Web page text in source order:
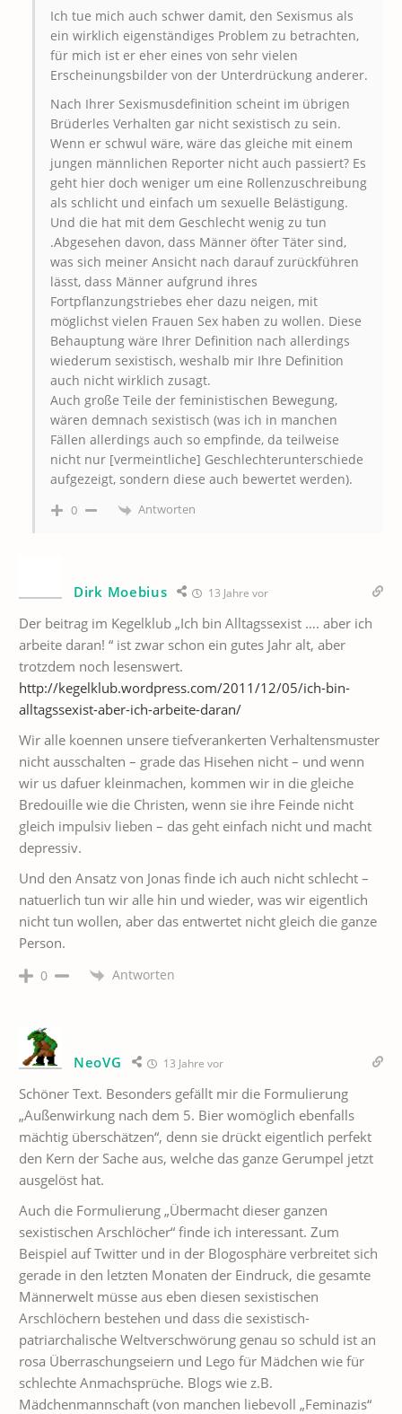
Ich tue mich auch schwer damit, den Sexismus als
ein wirklich eigenständiges Problem zu betrachten,
für mich ist er eher eines von sehr vielen
Erscheinungsbilder von der Unterdrückung anderer.
Nach Ihrer Sexismusdefinition scheint im übrigen
Brüderles Verhalten gar nicht sexistisch zu sein.
Wenn er schwul wäre, wäre das gleiche mit einem
jungen männlichen Reporter nicht auch passiert? Es
geht hier doch weniger um eine Rollenzuschreibung
als schlicht und einfach um sexuelle Belästigung.
Und die hat mit dem Geschlecht wenig zu tun
.Abgesehen davon, dass Männer öfter Täter sind,
was sich meiner Ansicht nach darauf zurückführen
lässt, dass Männer aufgrund ihres
Fortpflanzungstriebes eher dazu neigen, mit
möglichst vielen Frauen Sex haben zu wollen. Diese
Behauptung wäre Ihrer Definition nach allerdings
wiederum sexistisch, weshalb mir Ihre Definition
auch nicht wirklich zusagt.
Auch große Teile der feministischen Bewegung,
wären demnach sexistisch (was ich in manchen
Fällen allerdings auch so empfinde, da teilweise
nicht nur [vermeintliche] Geschlechterunterschiede
aufgezeigt, sondern diese auch bewertet werden).
0 Antworten
Dirk Moebius 13 Jahre vor
Der beitrag im Kegelklub „Ich bin Alltagssexist …. aber ich
arbeite daran! “ ist zwar schon ein gutes Jahr alt, aber
trotzdem noch lesenswert.
http://kegelklub.wordpress.com/2011/12/05/ich-bin-
alltagssexist-aber-ich-arbeite-daran/
Wir alle koennen unsere tiefverankerten Verhaltensmuster
nicht ausschalten – grade das Hisehen nicht – und wenn
wir us dafuer kleinmachen, kommen wir in die gleiche
Bredouille wie die Christen, wenn sie ihre Feinde nicht
gleich impulsiv lieben – das geht einfach nicht und macht
depressiv.
Und den Ansatz von Jonas finde ich auch nicht schlecht –
natuerlich tun wir alle hin und wieder, was wir eigentlich
nicht tun wollen, aber das entwertet nicht gleich die ganze
Person.
0 Antworten
NeoVG 13 Jahre vor
Schöner Text. Besonders gefällt mir die Formulierung
„Außenwirkung nach dem 5. Bier womöglich ebenfalls
mächtig überschätzen“, denn sie drückt eigentlich perfekt
den Kern der Sache aus, welche das ganze Gerumpel jetzt
ausgelöst hat.
Auch die Formulierung „Übermacht dieser ganzen
sexistischen Arschlöcher“ finde ich interessant. Zum
Beispiel auf Twitter und in der Blogosphäre verbreitet sich
gerade in den letzten Monaten der Eindruck, die gesamte
Männerwelt müsse aus eben diesen sexistischen
Arschlöchern bestehen und dass die sexistisch-
patriarchalische Weltverschwörung genau so schuld ist an
rosa Überraschungseiern und Lego für Mädchen wie für
schlechte Anmachsprüche. Blogs wie z.B.
Mädchenmannschaft (von manchen liebevoll „Feminazis“